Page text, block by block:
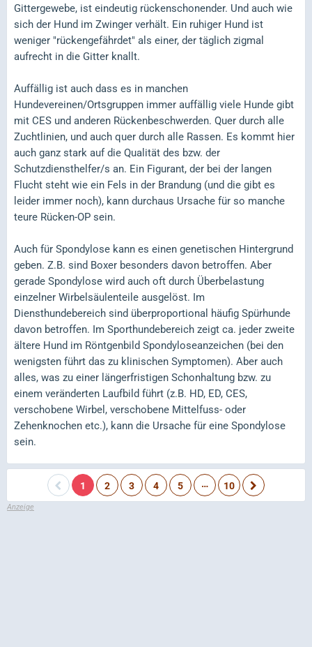
Gittergewebe, ist eindeutig rückenschonender. Und auch wie
sich der Hund im Zwinger verhält. Ein ruhiger Hund ist
weniger "rückengefährdet" als einer, der täglich zigmal
aufrecht in die Gitter knallt.
Auffällig ist auch dass es in manchen
Hundevereinen/Ortsgruppen immer auffällig viele Hunde gibt
mit CES und anderen Rückenbeschwerden. Quer durch alle
Zuchtlinien, und auch quer durch alle Rassen. Es kommt hier
auch ganz stark auf die Qualität des bzw. der
Schutzdiensthelfer/s an. Ein Figurant, der bei der langen
Flucht steht wie ein Fels in der Brandung (und die gibt es
leider immer noch), kann durchaus Ursache für so manche
teure Rücken-OP sein.
Auch für Spondylose kann es einen genetischen Hintergrund
geben. Z.B. sind Boxer besonders davon betroffen. Aber
gerade Spondylose wird auch oft durch Überbelastung
einzelner Wirbelsäulenteile ausgelöst. Im
Diensthundebereich sind überproportional häufig Spürhunde
davon betroffen. Im Sporthundebereich zeigt ca. jeder zweite
ältere Hund im Röntgenbild Spondyloseanzeichen (bei den
wenigsten führt das zu klinischen Symptomen). Aber auch
alles, was zu einer längerfristigen Schonhaltung bzw. zu
einem veränderten Laufbild führt (z.B. HD, ED, CES,
verschobene Wirbel, verschobene Mittelfuss- oder
Zehenknochen etc.), kann die Ursache für eine Spondylose
sein.
1 2 3 4 5 … 10